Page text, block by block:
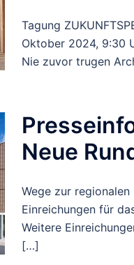
Tagung
Oktober 2024, 9:30
Nie zuvor trugen
Neue
Wege zur
Einreichungen für
Weitere
[…]